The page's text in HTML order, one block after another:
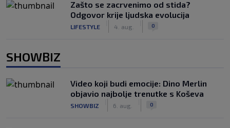
Zašto se zacrvenimo od stida?
Odgovor krije ljudska evolucija
LIFESTYLE 4. aug. 0
SHOWBIZ
Video koji budi emocije: Dino Merlin
objavio najbolje trenutke s Koševa
SHOWBIZ 6. aug. 0